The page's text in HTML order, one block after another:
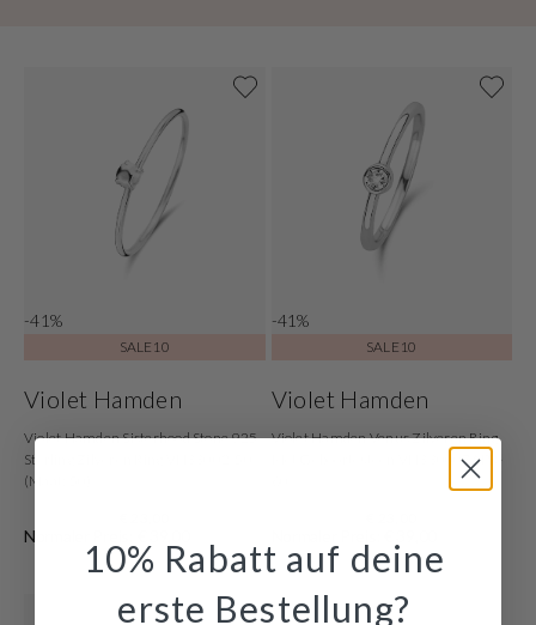
-41%
SALE10
Violet Hamden
Violet Hamden Sisterhood Stone 925
Sterling Zilveren Ring VH33002-50
(Maat: 50)
Normaler Preis: € 39,00
-41%
SALE10
Violet Hamden
Violet Hamden Venus Zilveren Ring
Met Geboortesteen VH330007APR-
10% Rabatt auf deine
erste Bestellung?